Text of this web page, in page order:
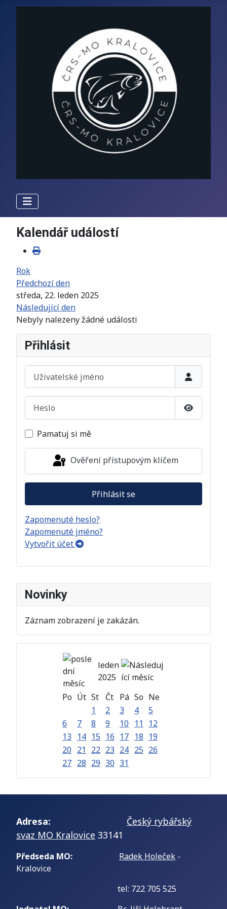
Novinky
Záznam zobrazení je zakázán.
leden
2025
Po Út St Čt Pá So Ne
1
2 3 4
5
6
7 8 9 10 11
12
13
14 15 16 17 18 19
20 21 22 23 24 25 26
27 28 29 30 31
Kalendář událostí
Rok
Předchozí den
středa, 22. leden 2025
Následující den
Nebyly nalezeny žádné události
Přihlásit
Uživatelské jméno
Zobrazit
Pamatuj si mě
Ověření přístupovým klíčem
Přihlásit se
Zapomenuté heslo?
Zapomenuté jméno?
Vytvořit účet
Adresa:
Český rybářský
svaz MO Kralovice 33141
Předseda MO: Radek Holeček -
Kralovice
tel: 722 705 525